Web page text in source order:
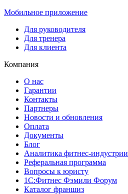
Мобильное приложение
Для руководителя
Для тренера
Для клиента
Компания
О нас
Гарантии
Контакты
Партнеры
Новости и обновления
Оплата
Документы
Блог
Аналитика фитнес-индустрии
Реферальная программа
Вопросы к юристу
1С:Фитнес Фэмили Форум
Каталог франшиз